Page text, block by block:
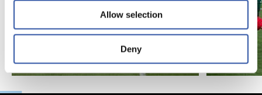
Allow selection
Deny